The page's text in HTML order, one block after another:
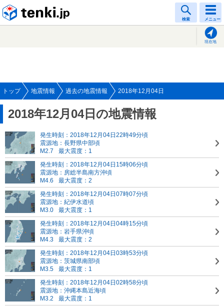
検索 メニュー
現在地
トップ 地震情報 過去の地震情報 2018年12月04日
2018年12月04日の地震情報
発生時刻：2018年12月04日22時49分頃
震源地：長野県中部頃
M2.7
最大震度：1
発生時刻：2018年12月04日15時06分頃
震源地：房総半島南方沖頃
M4.6
最大震度：2
発生時刻：2018年12月04日07時07分頃
震源地：紀伊水道頃
M3.0
最大震度：1
発生時刻：2018年12月04日04時15分頃
震源地：岩手県沖頃
M4.3
最大震度：2
発生時刻：2018年12月04日03時53分頃
震源地：茨城県南部頃
M3.5
最大震度：1
発生時刻：2018年12月04日02時58分頃
震源地：沖縄本島近海頃
M3.2
最大震度：1